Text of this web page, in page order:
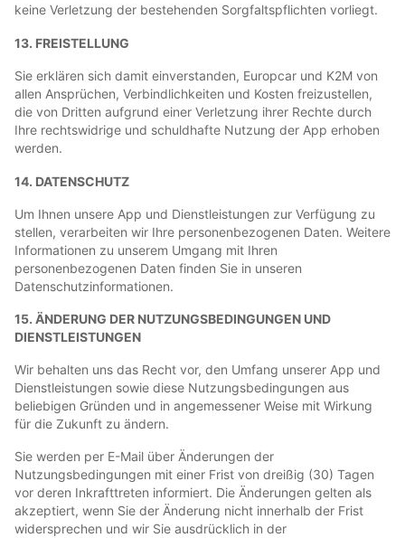
keine Verletzung der bestehenden Sorgfaltspflichten vorliegt.
13. FREISTELLUNG
Sie erklären sich damit einverstanden, Europcar und K2M von
allen Ansprüchen, Verbindlichkeiten und Kosten freizustellen,
die von Dritten aufgrund einer Verletzung ihrer Rechte durch
Ihre rechtswidrige und schuldhafte Nutzung der App erhoben
werden.
14. DATENSCHUTZ
Um Ihnen unsere App und Dienstleistungen zur Verfügung zu
stellen, verarbeiten wir Ihre personenbezogenen Daten. Weitere
Informationen zu unserem Umgang mit Ihren
personenbezogenen Daten finden Sie in unseren
Datenschutzinformationen.
15. ÄNDERUNG DER NUTZUNGSBEDINGUNGEN UND
DIENSTLEISTUNGEN
Wir behalten uns das Recht vor, den Umfang unserer App und
Dienstleistungen sowie diese Nutzungsbedingungen aus
beliebigen Gründen und in angemessener Weise mit Wirkung
für die Zukunft zu ändern.
Sie werden per E-Mail über Änderungen der
Nutzungsbedingungen mit einer Frist von dreißig (30) Tagen
vor deren Inkrafttreten informiert. Die Änderungen gelten als
akzeptiert, wenn Sie der Änderung nicht innerhalb der Frist
widersprechen und wir Sie ausdrücklich in der